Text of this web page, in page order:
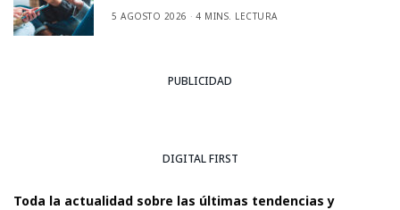
5 AGOSTO 2026 4 MINS. LECTURA
PUBLICIDAD
DIGITAL FIRST
Toda la actualidad sobre las últimas tendencias y